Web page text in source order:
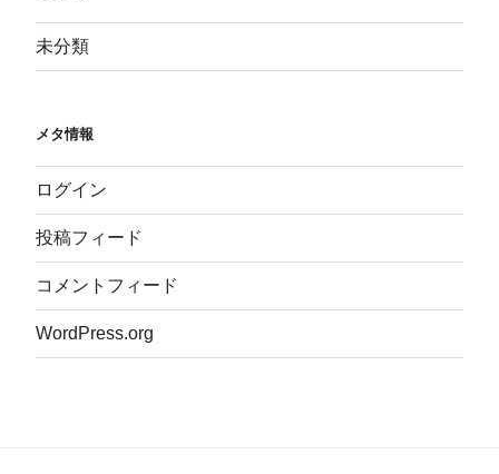
未分類
メタ情報
ログイン
投稿フィード
コメントフィード
WordPress.org